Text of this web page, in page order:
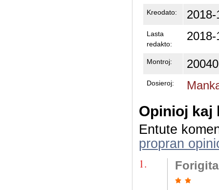
Kreodato:
Lasta
redakto:
Montroj: 20040
Dosieroj:
Opinioj kaj
Entute
propran
1.